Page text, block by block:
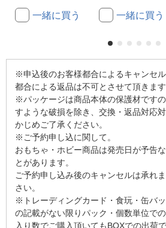
一緒に買う 一緒に買う
※申込後のお客様都合によるキャンセ
都合による返品は不可とさせて頂きます
※パッケージは商品本体の保護材です
すような破損を除き、交換・返品対応
かじめご了承ください。
※ご予約申し込に関して。
おもちゃ・ホビー商品は発売日が予告
とがあります。
ご予約申し込み後のキャンセルは承れ
さい。
※トレーディングカード・食玩・缶バ
の記載がない限りパック・個数単位で
入り数でご購入頂いてもBOXでの出荷